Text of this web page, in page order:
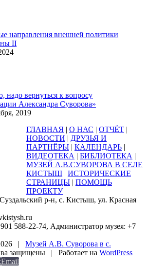
направления внешней политики
II
надо вернуться к вопросу
Александра Суворова»
2019
ГЛАВНАЯ | О НАС | ОТЧЁТ |
НОВОСТИ | ДРУЗЬЯ И
ПАРТНЁРЫ | КАЛЕНДАРЬ |
ВИДЕОТЕКА | БИБЛИОТЕКА |
МУЗЕЙ А.В.СУВОРОВА В СЕЛЕ
КИСТЫШ | ИСТОРИЧЕСКИЕ
СТРАНИЦЫ | ПОМОЩЬ
ПРОЕКТУ
р-н, с. Кистыш, ул. Красная
588-22-74, Администратор музея: +7
| Музей А.В. Суворова в с.
защищены | Работает на WordPress
Email